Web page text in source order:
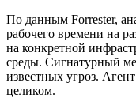
По данным Forrester,
рабочего времени на
на конкретной
среды. Сигнатурный
известных угроз.
целиком.